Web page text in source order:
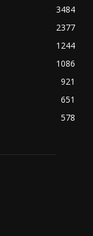
3484
2377
1244
1086
921
651
578